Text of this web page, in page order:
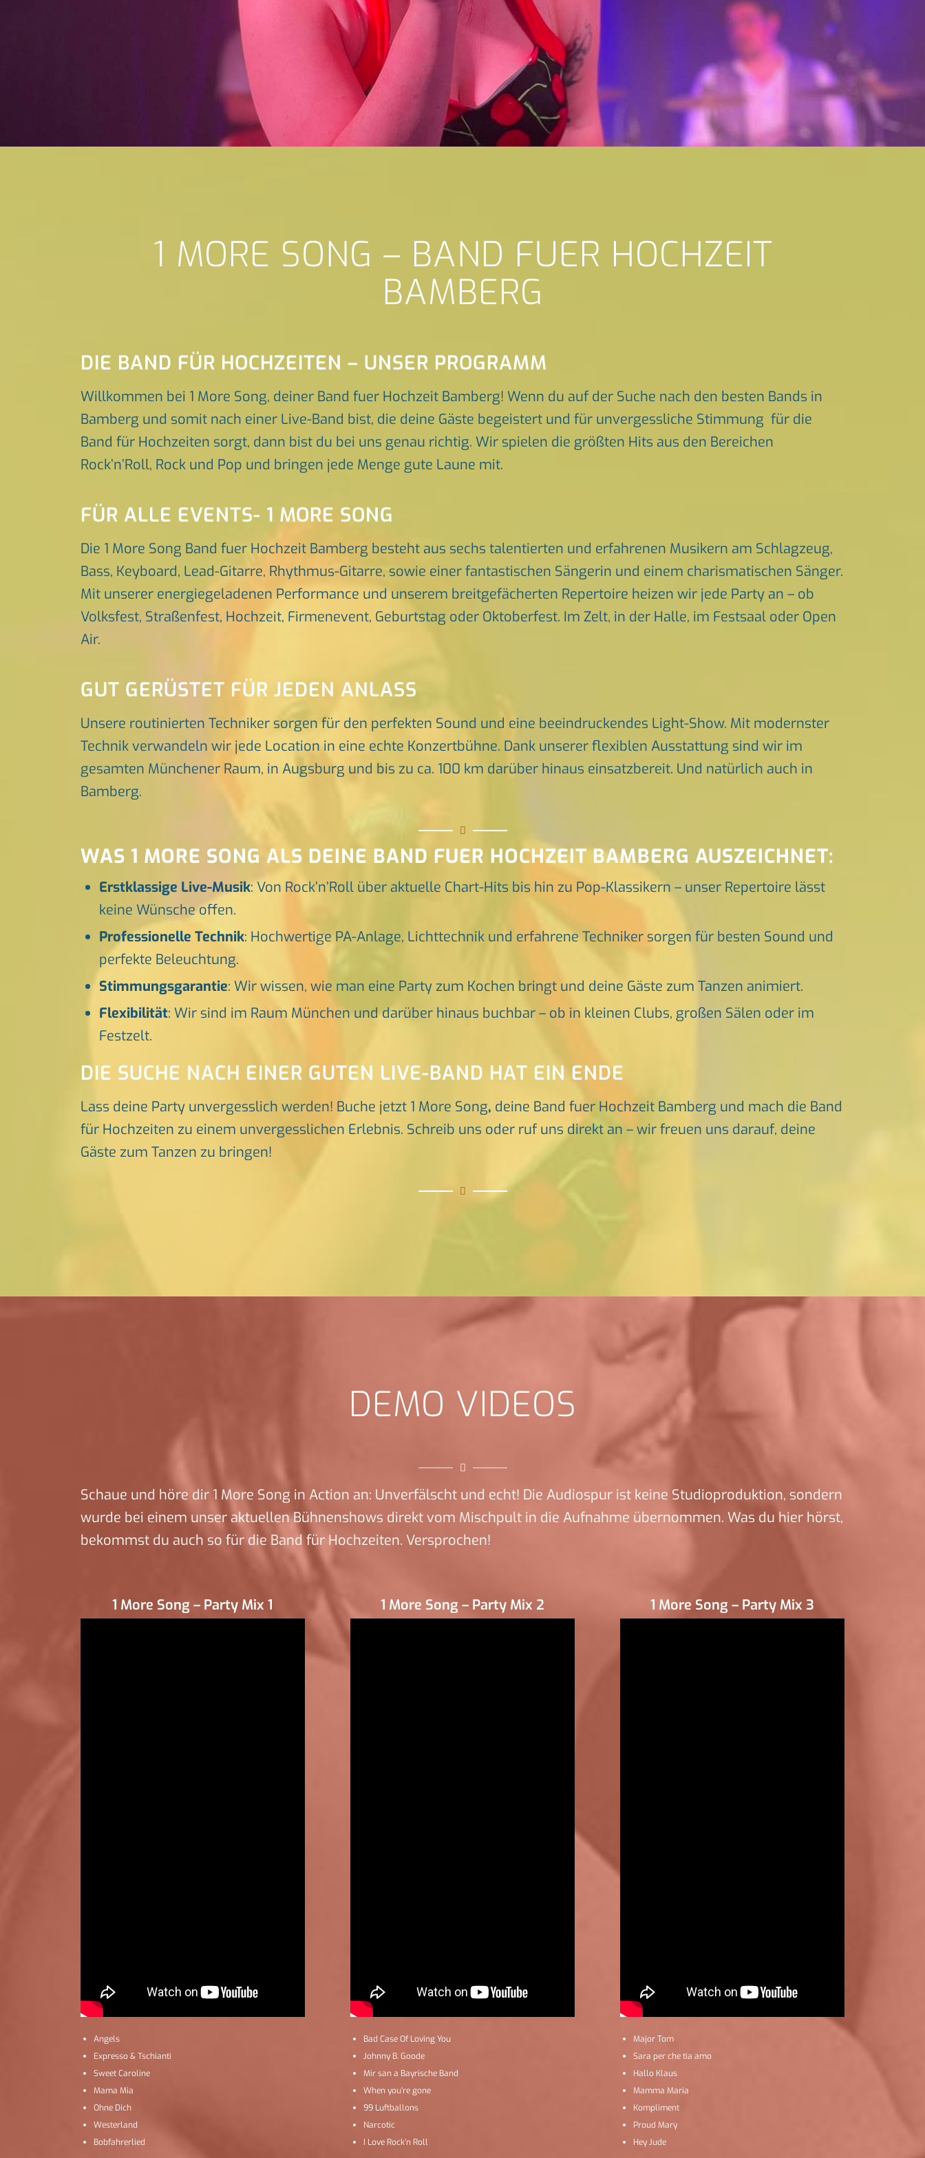
1 MORE SONG – BAND FUER HOCHZEIT
BAMBERG
DIE BAND FÜR HOCHZEITEN – UNSER PROGRAMM
Willkommen bei 1 More Song, deiner Band fuer Hochzeit Bamberg! Wenn du auf der Suche nach den besten Bands in
Bamberg und somit nach einer Live-Band bist, die deine Gäste begeistert und für unvergessliche Stimmung für die
Band für Hochzeiten sorgt, dann bist du bei uns genau richtig. Wir spielen die größten Hits aus den Bereichen
Rock’n’Roll, Rock und Pop und bringen jede Menge gute Laune mit.
FÜR ALLE EVENTS- 1 MORE SONG
Die 1 More Song Band fuer Hochzeit Bamberg besteht aus sechs talentierten und erfahrenen Musikern am Schlagzeug,
Bass, Keyboard, Lead-Gitarre, Rhythmus-Gitarre, sowie einer fantastischen Sängerin und einem charismatischen Sänger.
Mit unserer energiegeladenen Performance und unserem breitgefächerten Repertoire heizen wir jede Party an – ob
Volksfest, Straßenfest, Hochzeit, Firmenevent, Geburtstag oder Oktoberfest. Im Zelt, in der Halle, im Festsaal oder Open
Air.
GUT GERÜSTET FÜR JEDEN ANLASS
Unsere routinierten Techniker sorgen für den perfekten Sound und eine beeindruckendes Light-Show. Mit modernster
Technik verwandeln wir jede Location in eine echte Konzertbühne. Dank unserer flexiblen Ausstattung sind wir im
gesamten Münchener Raum, in Augsburg und bis zu ca. 100 km darüber hinaus einsatzbereit. Und natürlich auch in
Bamberg.
WAS 1 MORE SONG ALS DEINE BAND FUER HOCHZEIT BAMBERG AUSZEICHNET:
Erstklassige Live-Musik: Von Rock’n’Roll über aktuelle Chart-Hits bis hin zu Pop-Klassikern – unser Repertoire lässt
keine Wünsche offen.
Professionelle Technik: Hochwertige PA-Anlage, Lichttechnik und erfahrene Techniker sorgen für besten Sound und
perfekte Beleuchtung.
Stimmungsgarantie: Wir wissen, wie man eine Party zum Kochen bringt und deine Gäste zum Tanzen animiert.
Flexibilität: Wir sind im Raum München und darüber hinaus buchbar – ob in kleinen Clubs, großen Sälen oder im
Festzelt.
DIE SUCHE NACH EINER GUTEN LIVE-BAND HAT EIN ENDE
Lass deine Party unvergesslich werden! Buche jetzt 1 More Song, deine Band fuer Hochzeit Bamberg und mach die Band
für Hochzeiten zu einem unvergesslichen Erlebnis. Schreib uns oder ruf uns direkt an – wir freuen uns darauf, deine
Gäste zum Tanzen zu bringen!
DEMO VIDEOS
Schaue und höre dir 1 More Song in Action an: Unverfälscht und echt! Die Audiospur ist keine Studioproduktion, sondern
wurde bei einem unser aktuellen Bühnenshows direkt vom Mischpult in die Aufnahme übernommen. Was du hier hörst,
bekommst du auch so für die Band für Hochzeiten. Versprochen!
1 More Song – Party Mix 1
Angels
Expresso & Tschianti
Sweet Caroline
Mama Mia
Ohne Dich
Westerland
Bobfahrerlied
1 More Song – Party Mix 2
Bad Case Of Loving You
Johnny B. Goode
Mir san a Bayrische Band
When you’re gone
99 Luftballons
Narcotic
I Love Rock’n Roll
1 More Song – Party Mix 3
Major Tom
Sara per che tia amo
Hallo Klaus
Mamma Maria
Kompliment
Proud Mary
Hey Jude